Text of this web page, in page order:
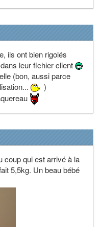
ils ont bien rigolés
leur fichier client
(bon, aussi parce
)
coup qui est arrivé à la
5,5kg. Un beau bébé